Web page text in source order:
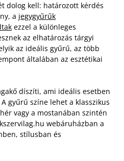
dolog kell: határozott kérdés
a jegygyűrűk
ezzel a különleges
az elhatározás tárgyi
az ideális gyűrű, az több
általában az esztétikai
díszíti, ami ideális esetben
gyűrű színe lehet a klasszikus
vagy a mostanában szintén
webáruházban a
stílusban és